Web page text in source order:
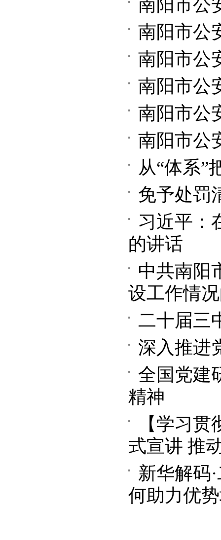
南阳市公
南阳市公
南阳市公
南阳市公
南阳市公
南阳市公
从“体系”
免予处罚
习近平：
的讲话
中共南阳
设工作情
二十届三
深入推进
全国党建
精神
【学习
式宣讲 推
新华解码
何助力优